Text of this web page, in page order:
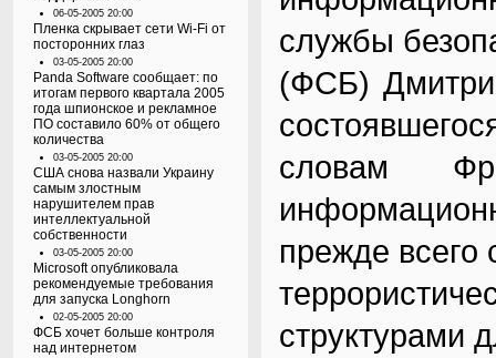
06-05-2005 20:00
Пленка скрывает сети Wi-Fi от
посторонних глаз
03-05-2005 20:00
Panda Software сообщает: по
итогам первого квартала 2005
года шпионское и рекламное
ПО составило 60% от общего
количества
03-05-2005 20:00
США снова назвали Украину
самым злостным
нарушителем прав
интеллектуальной
собственности
03-05-2005 20:00
Microsoft опубликовала
рекомендуемые требования
для запуска Longhorn
02-05-2005 20:00
ФСБ хочет больше контроля
над интернетом
службы
(ФСБ)
словам
прежде всего
структурами